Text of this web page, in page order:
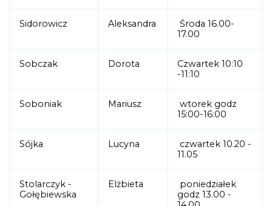
Sidorowicz Aleksandra
Środa 16.00-
17.00
Sobczak Dorota
Czwartek 10:10
-11:10
Soboniak Mariusz
wtorek godz
15:00-16:00
Sójka Lucyna
czwartek 10.20 -
11.05
Stolarczyk -
Gołębiewska
Elżbieta
poniedziałek
godz 13.00 -